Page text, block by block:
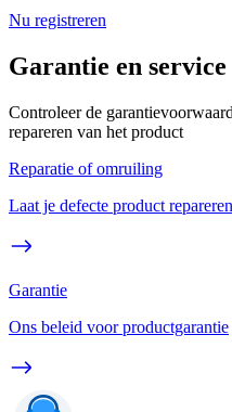
Nu registreren
Garantie en service
Controleer de
repareren van het product
Reparatie of omruiling
Laat je defecte product
Garantie
Ons beleid voor productgarantie